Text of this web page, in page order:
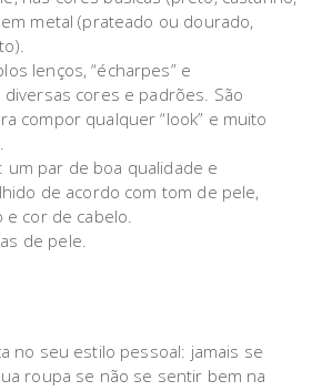
metal (prateado ou dourado,
lenços, “écharpes” e
diversas cores e padrões. São
compor qualquer “look” e muito
um par de boa qualidade e
de acordo com tom de pele,
cor de cabelo.
de pele.
no seu estilo pessoal: jamais se
roupa se não se sentir bem na